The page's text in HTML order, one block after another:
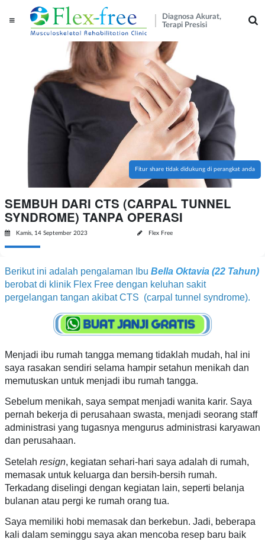
Diagnosa Akurat,
Terapi Presisi
Fitur share tidak didukung di perangkat anda
SEMBUH DARI CTS (CARPAL TUNNEL
SYNDROME) TANPA OPERASI
Kamis, 14 September 2023 Flex Free
Berikut ini adalah pengalaman Ibu Bella Oktavia (22 Tahun)
berobat di klinik Flex Free dengan keluhan sakit
pergelangan tangan akibat CTS (carpal tunnel syndrome).
Menjadi ibu rumah tangga memang tidaklah mudah, hal ini
saya rasakan sendiri selama hampir setahun menikah dan
memutuskan untuk menjadi ibu rumah tangga.
Sebelum menikah, saya sempat menjadi wanita karir. Saya
pernah bekerja di perusahaan swasta, menjadi seorang staff
administrasi yang tugasnya mengurus administrasi karyawan
dan perusahaan.
Setelah resign, kegiatan sehari-hari saya adalah di rumah,
memasak untuk keluarga dan bersih-bersih rumah.
Terkadang diselingi dengan kegiatan lain, seperti belanja
bulanan atau pergi ke rumah orang tua.
Saya memiliki hobi memasak dan berkebun. Jadi, beberapa
kali dalam seminggu saya akan mencoba resep baru baik